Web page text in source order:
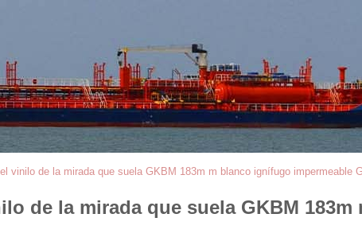
vinilo de la mirada que suela GKBM 183m m blanco ignífugo impermeable
de la mirada que suela GKBM